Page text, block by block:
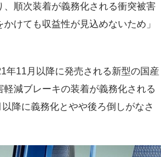
、順次装着が義務化される衝突被害
けても収益性が見込めないため」
年11月以降に発売される新型の国産
減ブレーキの装着が義務化される
降に義務化とやや後ろ倒しがなさ